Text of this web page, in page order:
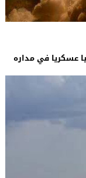
عسكريا في مداره